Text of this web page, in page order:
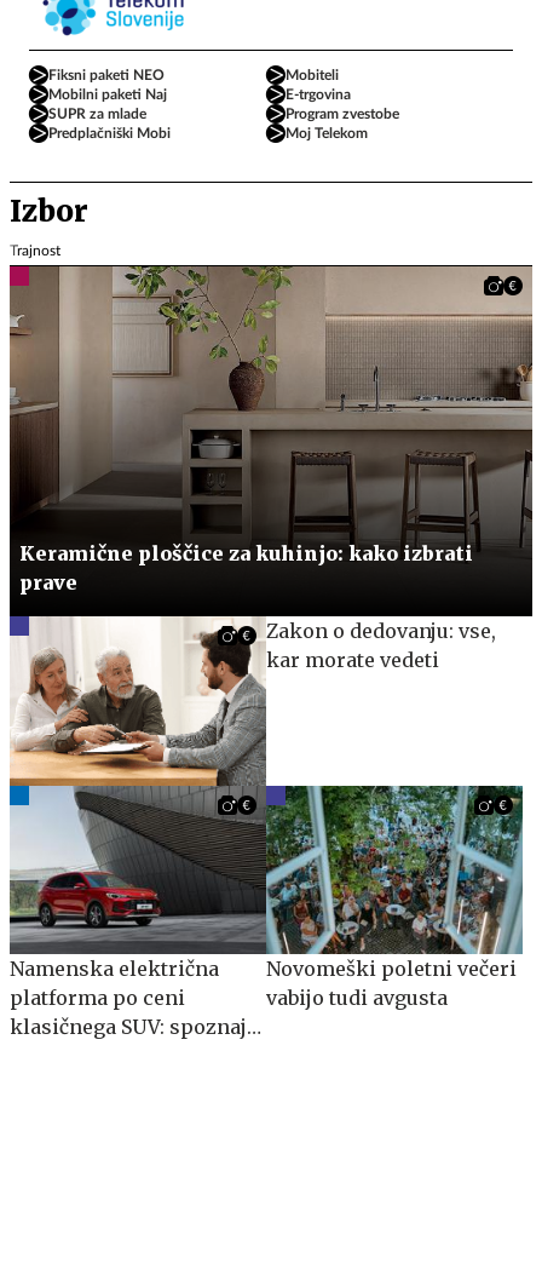
Fiksni paketi NEO
Mobiteli
Mobilni paketi Naj
E-trgovina
SUPR za mlade
Program zvestobe
Predplačniški Mobi
Moj Telekom
Izbor
Trajnost
Keramične ploščice za kuhinjo: kako izbrati
prave
Zakon o dedovanju: vse,
kar morate vedeti
Namenska električna
platforma po ceni
klasičnega SUV: spoznajte
Novomeški poletni večeri
vabijo tudi avgusta